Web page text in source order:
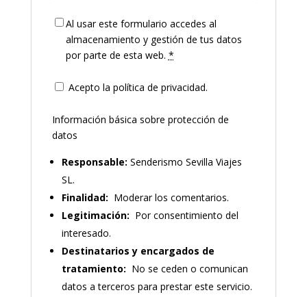
Al usar este formulario accedes al
almacenamiento y gestión de tus datos
por parte de esta web. *
Acepto la política de privacidad.
Información básica sobre protección de
datos
Responsable: Senderismo Sevilla Viajes
SL.
Finalidad: Moderar los comentarios.
Legitimación: Por consentimiento del
interesado.
Destinatarios y encargados de
tratamiento: No se ceden o comunican
datos a terceros para prestar este servicio.